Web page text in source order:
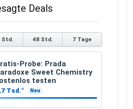
Deals
Std. 48 Std. 7 Tage
Probe: Prada
Sweet Chemistry
testen
Tsd.° Neu